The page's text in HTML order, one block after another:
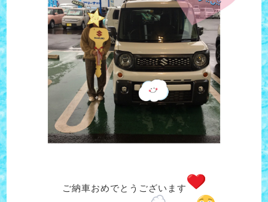
ご納車おめでとうございます